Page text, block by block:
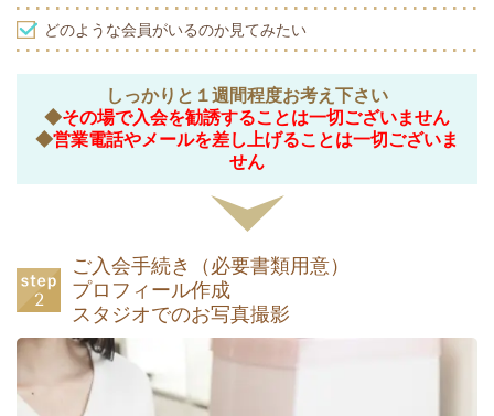
どのような会員がいるのか見てみたい
しっかりと１週間程度お考え下さい
◆その場で入会を勧誘することは一切ございません
◆営業電話やメールを差し上げることは一切ございま
せん
ご入会手続き（必要書類用意）
プロフィール作成
スタジオでのお写真撮影